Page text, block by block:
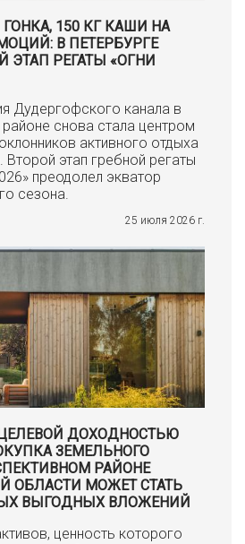
ГОНКА, 150 КГ КАШИ НА
В ПЕТЕРБУРГЕ
ЭТАП РЕГАТЫ «ОГНИ
Дудергофского канала в
снова стала центром
активного отдыха
Второй этап гребной регаты
преодолел экватор
сезона.
25 июля 2026 г.
ДОХОДНОСТЬЮ
ЗЕМЕЛЬНОГО
РАЙОНЕ
ОБЛАСТИ МОЖЕТ СТАТЬ
ВЫГОДНЫХ ВЛОЖЕНИЙ
ценность которого